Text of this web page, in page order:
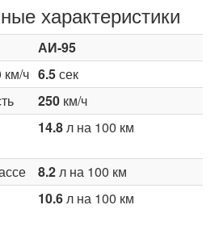
характеристики
АИ-95
км/ч 6.5сек
250 км/ч
14.8л на 100 км
8.2л на 100 км
10.6л на 100 км